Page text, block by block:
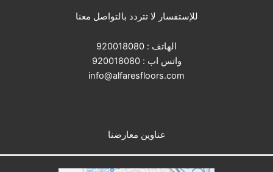
للإستفسار لا تتردد بالتواصل معنا
الهاتف : 920018080
واتس اب :920018080
info@alfaresfloors.com
عناوين معارضنا